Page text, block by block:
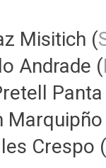
Misitich (
Andrade (
Crespo (